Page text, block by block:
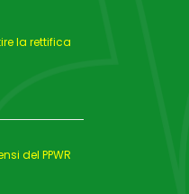
la rettifica
del PPWR